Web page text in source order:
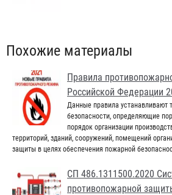
Похожие материалы
Правила
Российской Федерации
Данные правила устанавливают
безопасности, определяющие
порядок организации
территорий, зданий, сооружений, помещений
защиты в целях обеспечения пожарной
СП 486.1311500.2020
противопожарной